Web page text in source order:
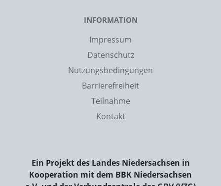
INFORMATION
Impressum
Datenschutz
Nutzungsbedingungen
Barrierefreiheit
Teilnahme
Kontakt
Ein Projekt des Landes Niedersachsen in
Kooperation mit dem BBK Niedersachsen